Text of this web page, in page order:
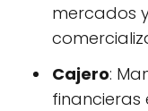
mercados
Cajero:
financieras